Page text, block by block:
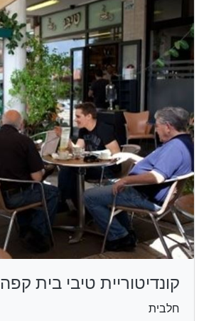
קונדיטוריית טיבי בית קפה
חלבית